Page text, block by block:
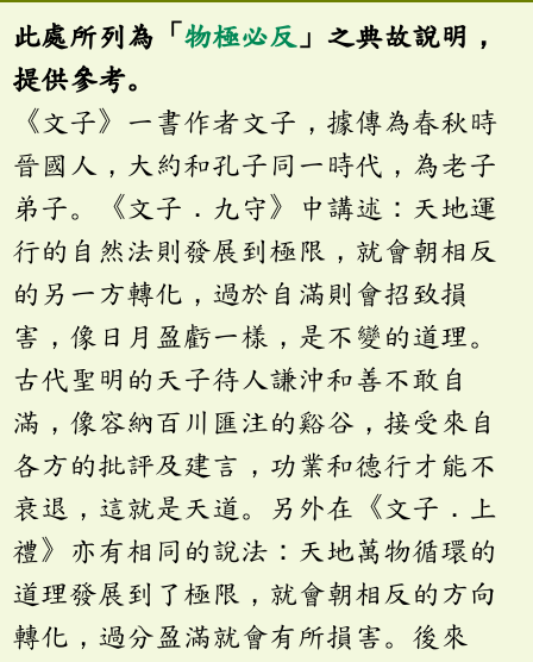
此處所列為「 物極必反 」之典故說明，
提供參考。
《文子》一書作者文子，據傳為春秋時
晉國人，大約和孔子同一時代，為老子
弟子。《文子．九守》中講述：天地運
行的自然法則發展到極限，就會朝相反
的另一方轉化，過於自滿則會招致損
害，像日月盈虧一樣，是不變的道理。
古代聖明的天子待人謙沖和善不敢自
滿，像容納百川匯注的谿谷，接受來自
各方的批評及建言，功業和德行才能不
衰退，這就是天道。另外在《文子．上
禮》亦有相同的說法：天地萬物循環的
道理發展到了極限，就會朝相反的方向
轉化，過分盈滿就會有所損害。後來